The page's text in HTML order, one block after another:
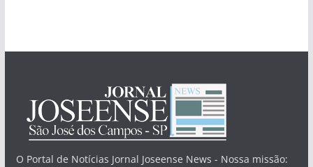
O Portal de Notícias Jornal Joseense News - Nossa missão: